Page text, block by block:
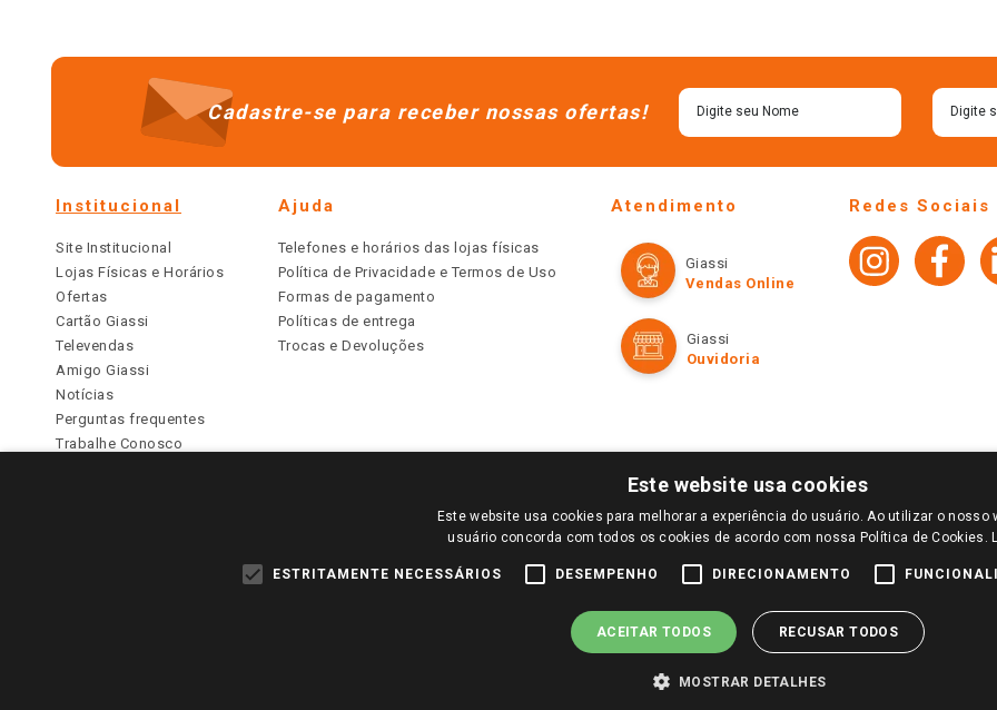
Cadastre-se para receber nossas ofertas!
Institucional
Site Institucional
Lojas Físicas e Horários
Ofertas
Cartão Giassi
Televendas
Amigo Giassi
Notícias
Perguntas frequentes
Trabalhe Conosco
Ajuda
Telefones e horários das lojas físicas
Política de Privacidade e Termos de Uso
Formas de pagamento
Políticas de entrega
Trocas e Devoluções
Atendimento
Giassi
Vendas Online
Giassi
Ouvidoria
Redes Sociais
PARA VER OS PREÇOS DA SUA REGIÃO, FAÇA LOGIN E SELECIONE A LOJA DE SUA PREFERÊNCIA. SOMENTE APÓS O LOGIN, OS PREÇOS
TODOS OS PREÇOS E CONDIÇÕES COMERCIAIS DESTE SITE SÃO VÁLIDOS APENAS PARA COMPRAS REALIZADAS NO GIASSI.COM.BR E NA LOJA
DE BUSCAS.
Este website usa cookies
Este website usa cookies para melhorar a experiência do usuário. Ao utilizar o nosso
usuário concorda com todos os cookies de acordo com nossa Política de Cookies.
ESTRITAMENTE NECESSÁRIOS DESEMPENHO DIRECIONAMENTO
ACEITAR TODOS RECUSAR TODOS
MOSTRAR DETALHES